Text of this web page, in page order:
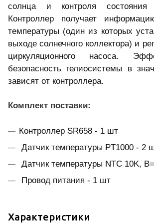
солнца и контроля состояния
Контроллер получает
температуры (один из которых
выходе солнечного коллектора) и
циркуляционного насоса.
безопасность гелиосистемы в
зависят от контроллера.
Комплект поставки:
Контроллер SR658 - 1 шт
Датчик температуры PT1000 - 2
Датчик температуры NTC 10K,
Провод питания - 1 шт
Характеристики